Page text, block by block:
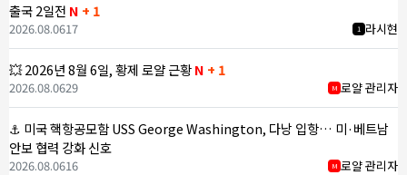
출국 2일전 N + 1
1 라시현
2026.08.0617
💥 2026년 8월 6일, 황제 로얄 근황N + 1
M 로얄 관리자
2026.08.0629
⚓ 미국 핵항공모함 USS George Washington, 다낭 입항… 미·베트남
안보 협력 강화 신호
M 로얄 관리자
2026.08.0616